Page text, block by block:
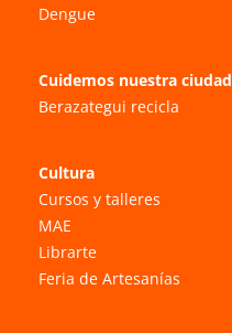
Dengue
Cuidemos nuestra ciudad
Berazategui recicla
Cultura
Cursos y talleres
MAE
Librarte
Feria de Artesanías